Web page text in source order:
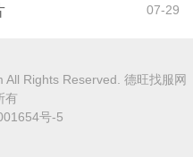
07-29
Rights Reserved. 德旺找服网
有
号-5